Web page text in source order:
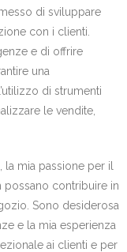
di sviluppare
con i clienti.
e di offrire
una
di strumenti
le vendite,
mia passione per il
possano contribuire in
Sono desiderosa
e la mia esperienza
ai clienti e per